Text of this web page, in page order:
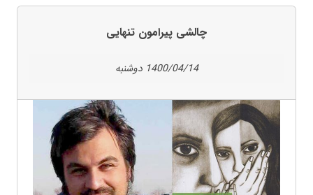
چالشی پیرامون تنهایی
1400/04/14 دوشنبه